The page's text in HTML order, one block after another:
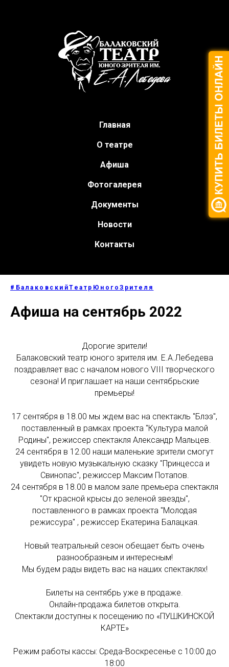
Главная
О театре
Афиша
Фотогалерея
Документы
Новости
Контакты
#БалаковскийТеатрЮногоЗрителя
Афиша на сентябрь 2022
Дорогие зрители!
Балаковский театр юного зрителя им. Е.А.Лебедева
поздравляет вас с началом нового VIII творческого
сезона! И приглашает на наши сентябрьские
премьеры!
17 сентября в 18.00 мы ждем вас на спектакль "Блэз",
поставленный в рамках проекта "Культура малой
Родины", режиссер спектакля Александр Мальцев.
24 сентября в 12.00 наши маленькие зрители смогут
увидеть новую музыкальную сказку "Принцесса и
Свинопас", режиссер Максим Потапов.
24 сентября в 18.00 в малом зале премьера спектакля
"От красной крысы до зеленой звезды",
поставленного в рамках проекта "Молодая
режиссура" , режиссер Екатерина Балацкая.
Новый театральный сезон обещает быть очень
разнообразным и интересным!
Мы будем рады видеть вас на наших спектаклях!
Билеты на сентябрь уже в продаже.
Онлайн-продажа билетов открыта.
Спектакли доступны к посещению по «ПУШКИНСКОЙ
КАРТЕ»
Режим работы кассы: Среда-Воскресенье с 10:00 до
18:00